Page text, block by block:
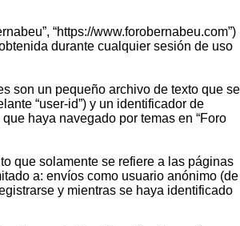
“https://www.forobernabeu.com”)
durante cualquier sesión de uso
son un pequeño archivo de texto que se
“user-id”) y un identificador de
haya navegado por temas en “Foro
que solamente se refiere a las páginas
a: envíos como usuario anónimo (de
y mientras se haya identificado